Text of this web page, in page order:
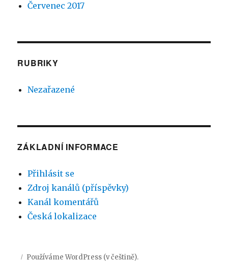
Červenec 2017
RUBRIKY
Nezařazené
ZÁKLADNÍ INFORMACE
Přihlásit se
Zdroj kanálů (příspěvky)
Kanál komentářů
Česká lokalizace
Používáme WordPress (v češtině).